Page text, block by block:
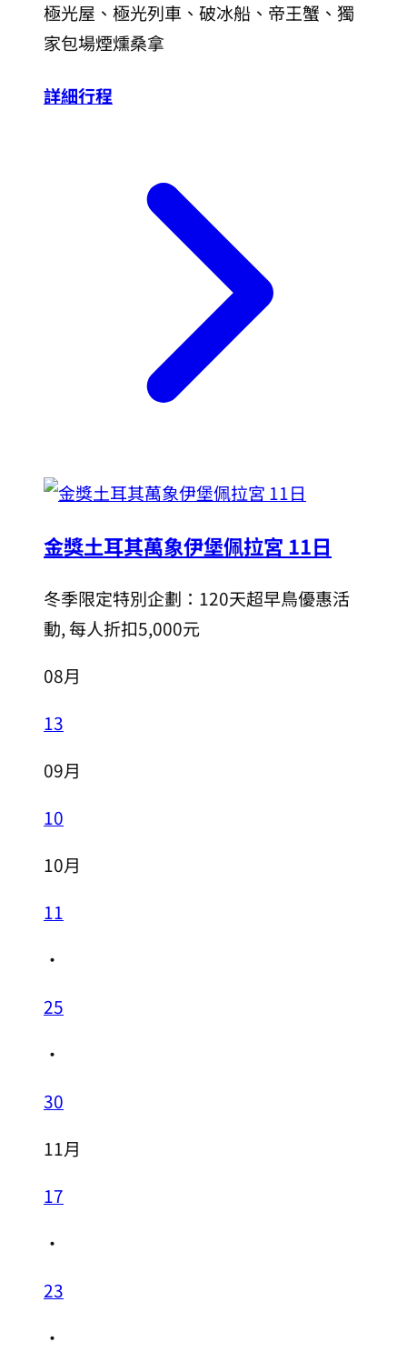
極光屋、極光列車、破冰船、帝王蟹、獨
家包場煙燻桑拿
詳細行程
金獎土耳其萬象伊堡佩拉宮 11日
冬季限定特別企劃：120天超早鳥優惠活
動, 每人折扣5,000元
08月
13
09月
10
10月
11
・
25
・
30
11月
17
・
23
・